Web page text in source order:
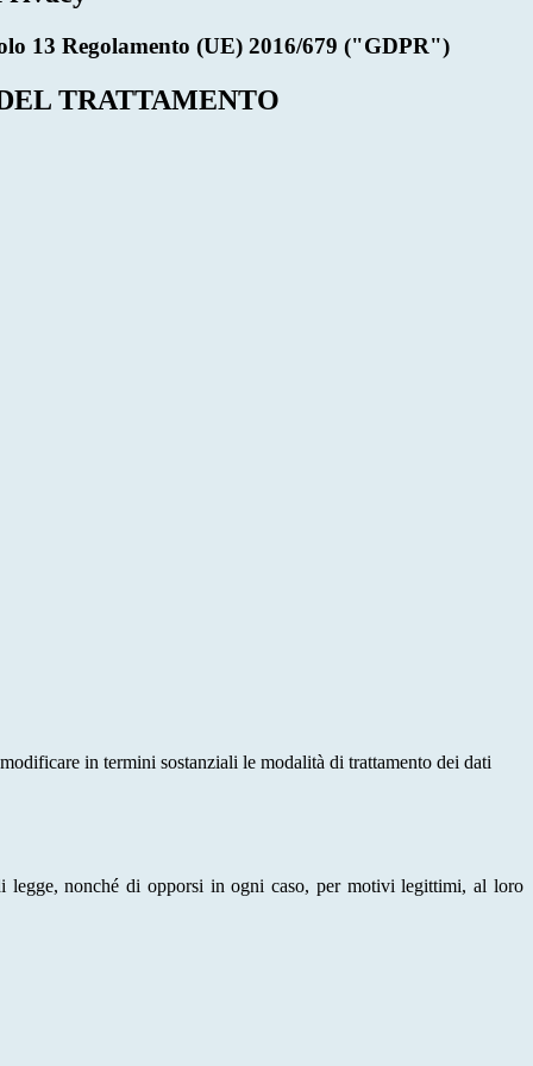
13 Regolamento (UE) 2016/679 ("GDPR")
TRATTAMENTO
in termini sostanziali le modalità di trattamento dei dati
nonché di opporsi in ogni caso, per motivi legittimi, al loro